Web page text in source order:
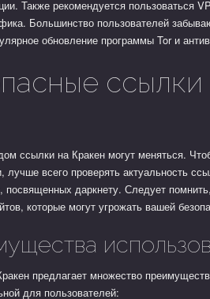
Также рекомендуется пользоваться
Большинство пользователей
обновление программы Tor и
ссылки
ссылки на Кракен могут меняться.
лучше всего проверять актуальность
посвященных даркнету. Следует
которые могут угрожать вашей
предлагает множество
для пользователей: